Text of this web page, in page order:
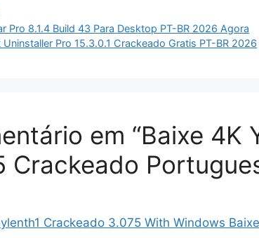
Pro 8.1.4 Build 43 Para Desktop PT-BR 2026 Agora
Uninstaller Pro 15.3.0.1 Crackeado Gratis PT-BR 2026
em “Baixe 4K
Crackeado
Crackeado 3.075 With Windows